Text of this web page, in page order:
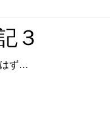
３
ず…